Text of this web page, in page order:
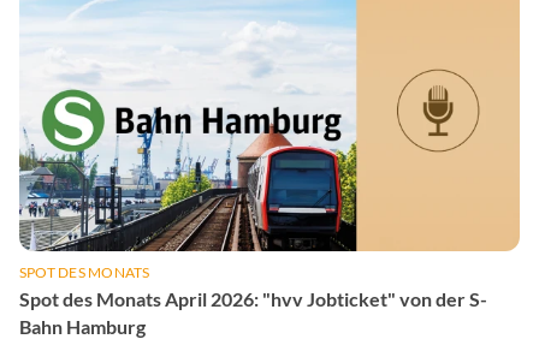
SPOT DES MONATS
Spot des Monats April 2026: "hvv Jobticket" von der S-
Bahn Hamburg